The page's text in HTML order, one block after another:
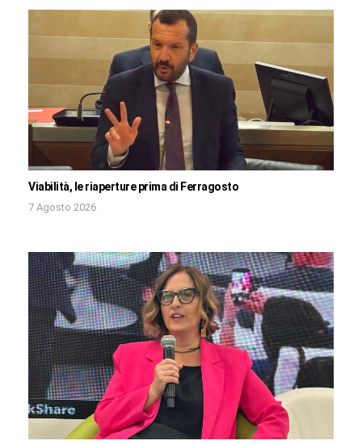
Viabilità, le riaperture prima di Ferragosto
7 Agosto 2026